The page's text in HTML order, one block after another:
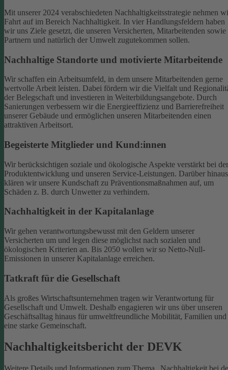
Mit unserer 2024 verabschiedeten Nachhaltigkeitsstrategie nehmen
Fahrt auf im Bereich Nachhaltigkeit. In vier Handlungsfeldern haben
wir uns Ziele gesetzt, die unseren Versicherten, Mitarbeitenden sowie
Partnern und natürlich der Umwelt zugutekommen sollen.
Nachhaltige Standorte und motivierte Mitarbeitende
Wir schaffen ein Arbeitsumfeld, in dem unsere Mitarbeitenden gerne
wertvolle Arbeit leisten. Dabei fördern wir die Vielfalt und
der Belegschaft und investieren in Weiterbildungsangebote. Durch
Sanierungen verbessern wir die Energieeffizienz und Barrierefreiheit
unserer Gebäude und ermöglichen unseren Mitarbeitenden einen
attraktiven Arbeitsort.
Begeisterte Mitglieder und Kund:innen
Wir berücksichtigen soziale und ökologische Aspekte verstärkt bei der
Produktentwicklung und unseren Service-Leistungen. Darüber hinaus
klären wir unsere Kundschaft zu Präventionsmaßnahmen auf, um
Schäden z. B. durch Unwetter zu verhindern.
Nachhaltigkeit in der Kapitalanlage
Wir gehen verantwortungsbewusst mit den Geldern unserer
Versicherten um und legen diese möglichst nach sozialen und
ökologischen Kriterien an. Bis 2050 wollen wir so Netto-Null-
Emissionen in unserer Kapitalanlage erreichen.
Tatkraft für die Gesellschaft
Als großes Wirtschaftsunternehmen tragen wir Verantwortung für
Gesellschaft und Umwelt. Deshalb engagieren wir uns über unseren
Geschäftsalltag hinaus für umweltfreundliche Mobilität, Familien und
eine starke Gemeinschaft.
Nachhaltigkeitsbericht der DEVK